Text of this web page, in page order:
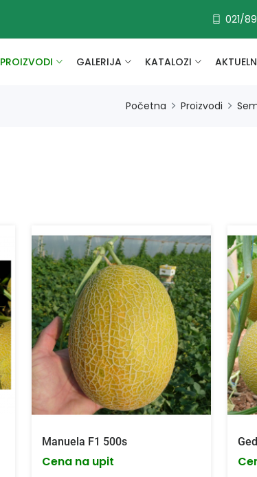
021/
PROIZVODI GALERIJA KATALOZI
Početna Proizvodi
Manuela F1 500s
Cena na upit